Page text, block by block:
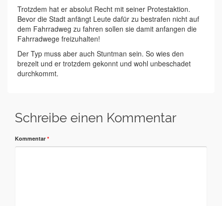
Trotzdem hat er absolut Recht mit seiner Protestaktion.
Bevor die Stadt anfängt Leute dafür zu bestrafen nicht auf
dem Fahrradweg zu fahren sollen sie damit anfangen die
Fahrradwege freizuhalten!
Der Typ muss aber auch Stuntman sein. So wies den
brezelt und er trotzdem gekonnt und wohl unbeschadet
durchkommt.
Schreibe einen Kommentar
Kommentar *